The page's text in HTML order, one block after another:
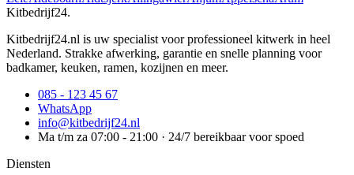
Kitbedrijf24.
Kitbedrijf24.nl is uw specialist voor professioneel kitwerk in heel
Nederland. Strakke afwerking, garantie en snelle planning voor
badkamer, keuken, ramen, kozijnen en meer.
085 - 123 45 67
WhatsApp
info@kitbedrijf24.nl
Ma t/m za 07:00 - 21:00 · 24/7 bereikbaar voor spoed
Diensten